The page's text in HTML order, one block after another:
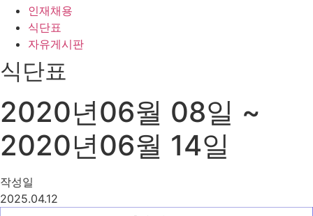
인재채용
식단표
자유게시판
식단표
2020년06월 08일 ~
2020년06월 14일
작성일
2025.04.12